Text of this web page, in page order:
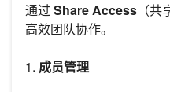
通过 Share Access （
高效团队协作。
1. 成员管理